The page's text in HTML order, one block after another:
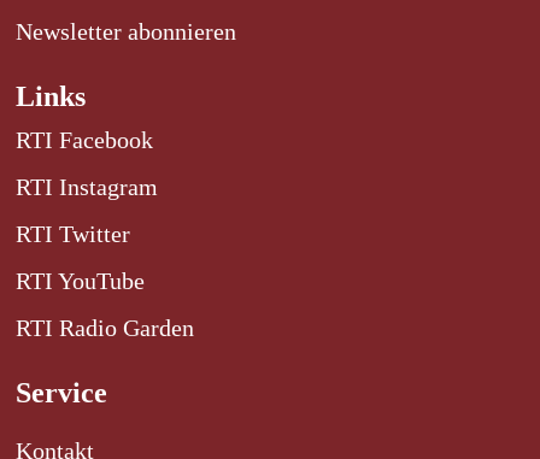
Newsletter abonnieren
Links
RTI Facebook
RTI Instagram
RTI Twitter
RTI YouTube
RTI Radio Garden
Service
Kontakt